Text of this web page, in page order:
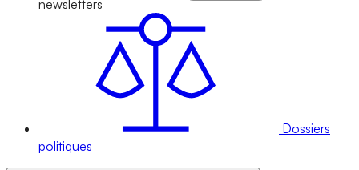
newsletters
Dossiers
politiques